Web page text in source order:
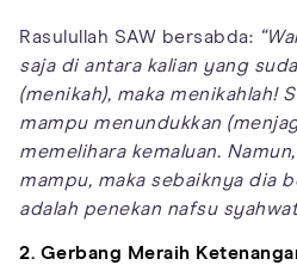
Rasulullah SAW bersabda:
saja di antara kalian yang
(menikah), maka menikahlah!
mampu menundukkan
memelihara kemaluan.
mampu, maka sebaiknya dia
adalah penekan nafsu
2. Gerbang Meraih